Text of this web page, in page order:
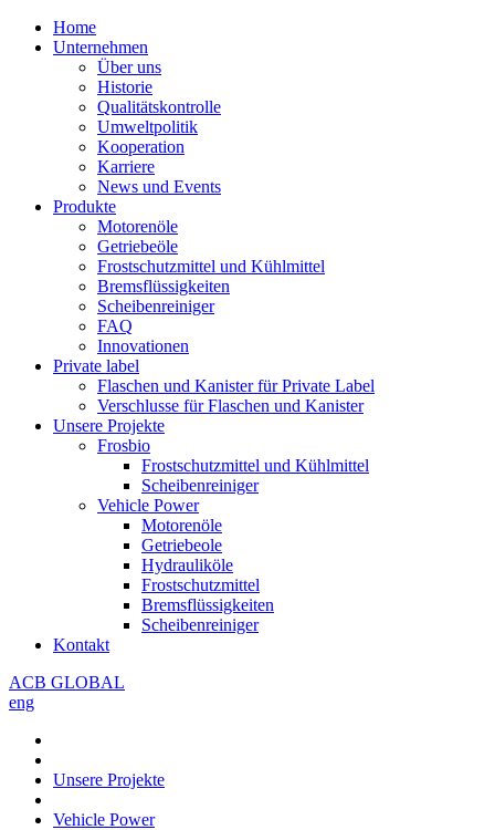
Home
Unternehmen
Über uns
Historie
Qualitätskontrolle
Umweltpolitik
Kooperation
Karriere
News und Events
Produkte
Motorenöle
Getriebeöle
Frostschutzmittel und Kühlmittel
Bremsflüssigkeiten
Scheibenreiniger
FAQ
Innovationen
Private label
Flaschen und Kanister für Private Label
Verschlusse für Flaschen und Kanister
Unsere Projekte
Frosbio
Frostschutzmittel und Kühlmittel
Scheibenreiniger
Vehicle Power
Motorenöle
Getriebeole
Hydrauliköle
Frostschutzmittel
Bremsflüssigkeiten
Scheibenreiniger
Kontakt
ACB GLOBAL
eng
Unsere Projekte
Vehicle Power